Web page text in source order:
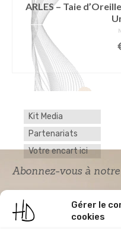
Gérer le
cookies
ARLES – Taie
Kit Media
Partenariats
Votre encart ici
Abonnez-vous à